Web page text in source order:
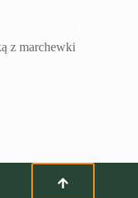
z marchewki